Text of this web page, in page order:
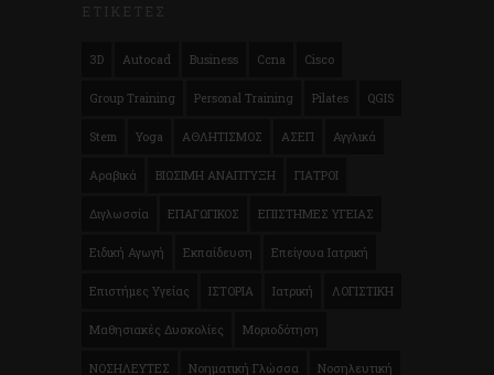
ΕΤΙΚΕΤΕΣ
3D Autocad Business Ccna Cisco
Group Training Personal Training Pilates QGIS
Stem Yoga ΑΘΛΗΤΙΣΜΟΣ ΑΣΕΠ Αγγλικά
Αραβικά ΒΙΩΣΙΜΗ ΑΝΑΠΤΥΞΗ ΓΙΑΤΡΟΙ
Διγλωσσία ΕΠΑΓΩΓΙΚΟΣ ΕΠΙΣΤΗΜΕΣ ΥΓΕΙΑΣ
Ειδική Αγωγή Εκπαίδευση Επείγουα Ιατρική
Επιστήμες Υγείας ΙΣΤΟΡΙΑ Ιατρική ΛΟΓΙΣΤΙΚΗ
Μαθησιακές Δυσκολίες Μοριοδότηση
ΝΟΣΗΛΕΥΤΕΣ Νοηματική Γλώσσα Νοσηλευτική